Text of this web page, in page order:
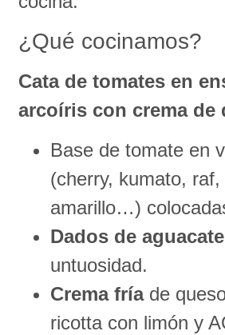
¿Qué cocinamos?
Cata de tomates en
arcoíris con crema de
Base de tomate en
(cherry, kumato, raf,
amarillo…)
Dados de aguacate
untuosidad.
Crema fríade
ricotta con limón y